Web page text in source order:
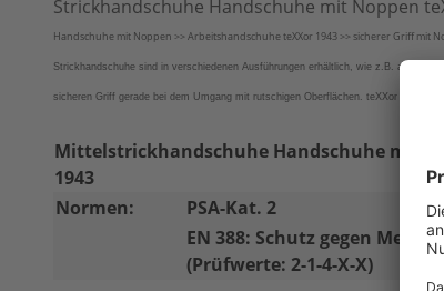
Strickhandschuhe Handschuhe mit Noppen
Handschuhe mit Noppen >> Arbeitshandschuhe teXXor 1943 >> sicherer Griff mit
Strickhandschuhe sind in verschiedenen Ausführungen erhältlich, wie z.B. als
sicheren Griff gerade bei dem Umgang mit rutschigen Oberflächen. teXXor
Mittelstrickhandschuhe Handschuhe mit
1943
Normen:
PSA-Kat. 2
EN 388: Schutz gegen
(Prüfwerte: 2-1-4-X-X)